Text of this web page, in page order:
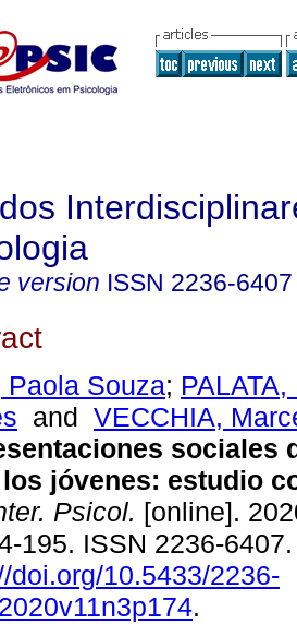
version ISSN 2236-6407
Paola Souza;
and VECCHIA,
sociales
jóvenes: estudio
Psicol. [online].
195. ISSN 2236-
doi.org/10.5433/2236-
.